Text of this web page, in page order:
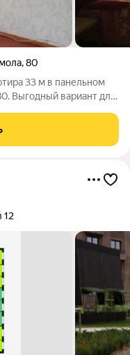
,80
33 м в панельном
Выгодный вариант для
на 6 этаже
12